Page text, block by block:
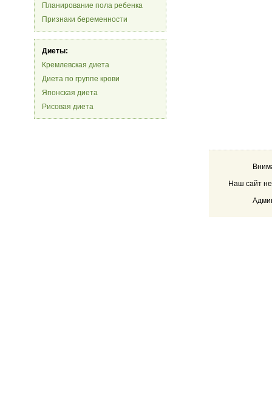
Планирование пола ребенка
Признаки беременности
Диеты:
Кремлевская диета
Диета по группе крови
Японская диета
Рисовая диета
Наш сайт